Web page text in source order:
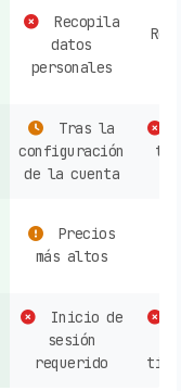
Recopila
datos
personales
Tras la
configuración
de la cuenta
Precios
más altos
Inicio de
sesión
requerido